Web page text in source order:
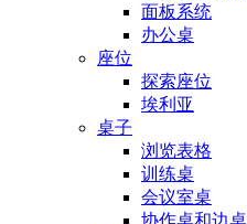
面板系统
办公桌
座位
探索座位
埃利亚
桌子
浏览表格
训练桌
会议室桌
协作桌和边桌